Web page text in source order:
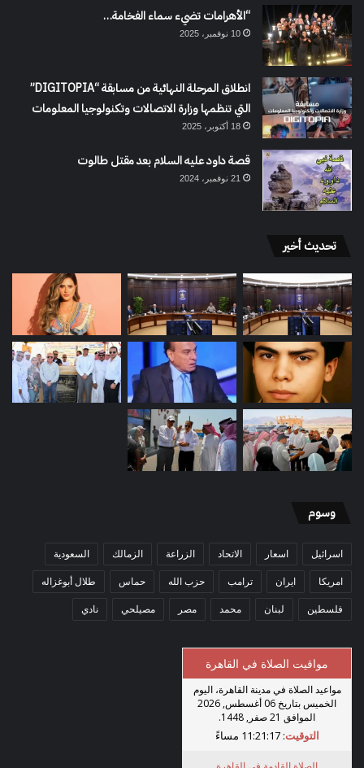
“الأهرامات تضيء سماء الفخامة…
10 نوفمبر، 2025
انطلاق المرحلة النهائية من مسابقة “DIGITOPIA”
التي تنظمها وزارة الاتصالات وتكنولوجيا المعلومات
18 أكتوبر، 2025
قصة داود عليه السلام بعد مقتل طالوت
21 نوفمبر، 2024
تحديث أخير
وسوم
اسرائيل اسعار الاتحاد الزراعة الزمالك السعودية
امريكا ايران ترامب حزب الله حماس طلال أبوغزاله
فلسطين لبنان محمد مصر مصيلحي نادي